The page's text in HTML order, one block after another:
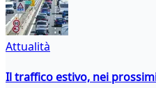
Attualità
Il traffico estivo, nei